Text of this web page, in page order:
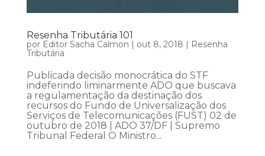
Resenha Tributária 101
por Editor Sacha Calmon out 8, 2018
Resenha
Tributária
Publicada decisão monocrática do STF
indeferindo liminarmente ADO que buscava
a regulamentação da destinação dos
recursos do Fundo de Universalização dos
Serviços de Telecomunicações (FUST) 02 de
outubro de 2018 | ADO 37/DF | Supremo
Tribunal Federal O Ministro...